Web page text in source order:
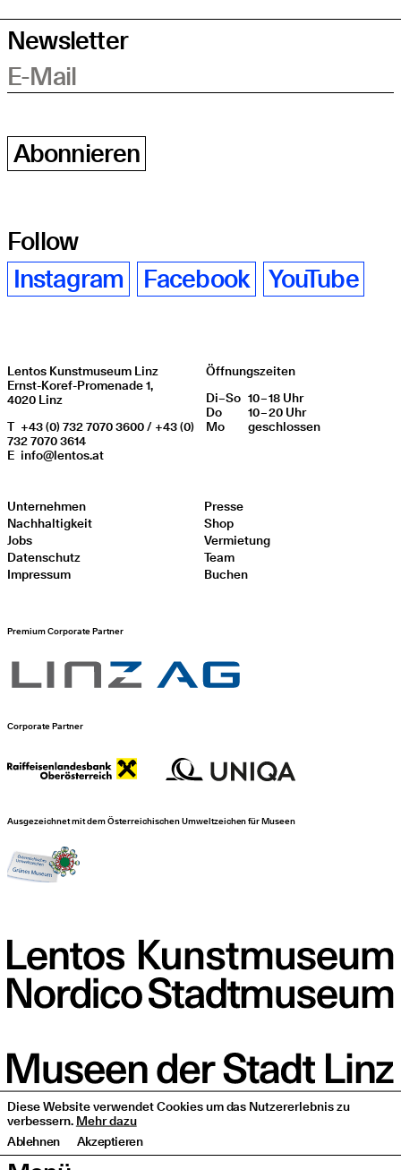
Newsletter
E-Mail
Abonnieren
Follow
Instagram
Facebook YouTube
Lentos Kunstmuseum Linz
Ernst-Koref-Promenade 1,
4020 Linz
T +43 (0) 732 7070 3600 / +43 (0)
732 7070 3614
E info@lentos.at
Öffnungszeiten
WochentagÖffnungszeiten
Di–So 10 – 18 Uhr
Do
10 – 20 Uhr
Mo
geschlos­sen
Unternehmen
Nachhaltigkeit
Jobs
Datenschutz
Impressum
Presse
Shop
Vermietung
Team
Buchen
Premium Corporate Partner
Corporate Partner
Ausgezeichnet mit dem Österreichischen Umweltzeichen für Museen
Diese Website verwendet Cookies um das Nutzererlebnis zu
verbessern.Mehr dazu
Ablehnen
Akzeptieren